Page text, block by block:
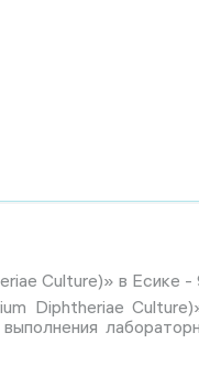
Culture)» в Есике -
Diphtheriae